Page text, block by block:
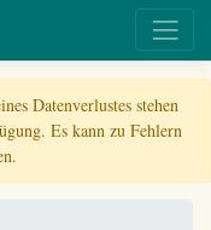
Datenverlustes stehen
Es kann zu Fehlern